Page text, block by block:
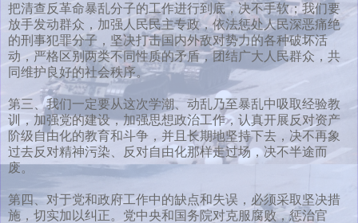
把清查反革命暴乱分子的工作进行到底，决不手软；我们要
放手发动群众，加强人民民主专政，依法惩处人民深恶痛绝
的刑事犯罪分子，坚决打击国内外敌对势力的各种破坏活
动，严格区别两类不同性质的矛盾，团结广大人民群众，共
同维护良好的社会秩序。
第三、我们一定要从这次学潮、动乱乃至暴乱中吸取经验教
训，加强党的建设，加强思想政治工作，认真开展反对资产
阶级自由化的教育和斗争，并且长期地坚持下去，决不再象
过去反对精神污染、反对自由化那样走过场，决不半途而
废。
第四、对于党和政府工作中的缺点和失误，必须采取坚决措
施，切实加以纠正。党中央和国务院对克服腐败，惩治官